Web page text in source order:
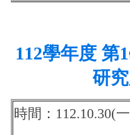
112學年度 第
研
時間：112.10.30(